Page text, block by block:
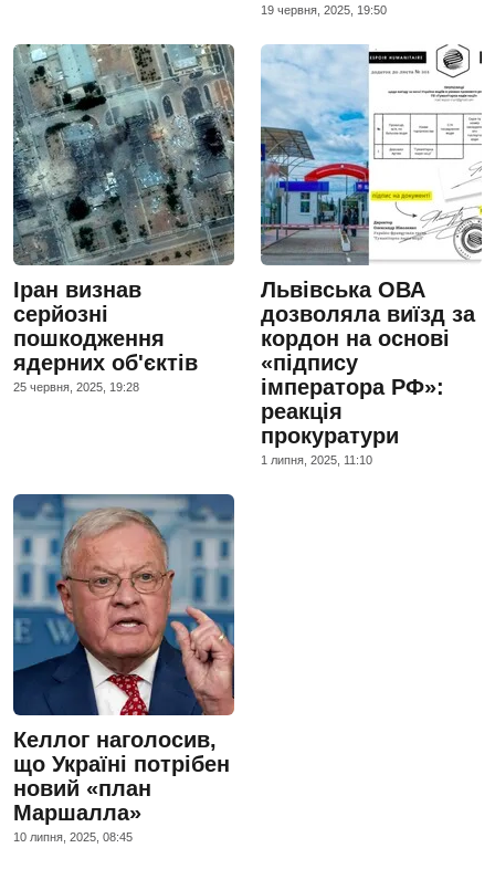
19 червня, 2025, 19:50
Іран визнав
серйозні
пошкодження
ядерних об'єктів
25 червня, 2025, 19:28
Львівська ОВА
дозволяла виїзд за
кордон на основі
«підпису
імператора РФ»:
реакція
прокуратури
1 липня, 2025, 11:10
Келлог наголосив,
що Україні потрібен
новий «план
Маршалла»
10 липня, 2025, 08:45